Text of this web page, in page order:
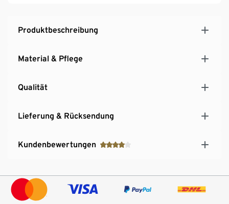
Produktbeschreibung
Material & Pflege
Qualität
Lieferung & Rücksendung
Kundenbewertungen